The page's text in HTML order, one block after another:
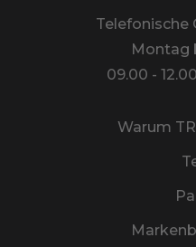
Telefonische
Montag
09.00 -
Warum